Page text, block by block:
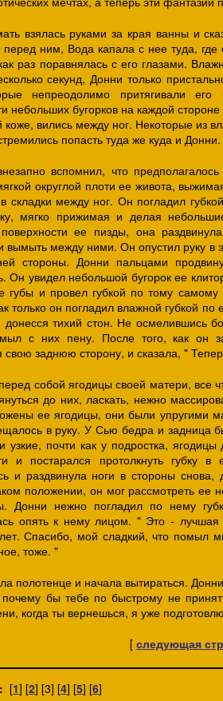
взялась руками за края ванны и
перед ним, Вода капала с нее туда,
раз поравнялась с его глазами.
секунд, Донни только
непреодолимо притягивали
небольших бугорков на каждой
коже, вились между ног. Некоторые из
попасть туда же куда и Донни.
вспомнил, что
округлой плоти ее живота,
складки между ног. Он погладил
мягко прижимая и делая
поверхности ее пизды, она
вымыть между ними. Он опустил руку в
стороны. Донни пальцами
Он увидел небольшой бугорок ее
губы и провел губкой по тому
только он погладил влажной губкой по
донесся тихий стон. Не осмелившись
с них пену. После того, как он
свою заднюю сторону, и сказала, "
собой ягодицы своей матери, все
до них, ласкать, нежно
ее ягодицы, они были упругими
в руку. У Сью бедра и
узкие, почти как у подростка,
и постарался протолкнуть
и раздвинула ноги в стороны
положении, он мог рассмотреть
Донни нежно погладил по нему
опять к нему лицом. " Это -
лет. Спасибо, мой сладкий, что помыл
тоже. "
полотенце и начала вытираться.
почему бы тебе по быстрому не
когда ты вернешься, я уже
[ следующая
[1] [2] [3] [4] [5] [6]